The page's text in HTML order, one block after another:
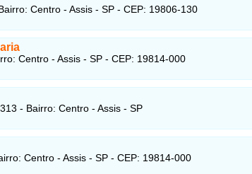
Centro - Assis - SP - CEP: 19806-130
Centro - Assis - SP - CEP: 19814-000
- Bairro: Centro - Assis - SP
Centro - Assis - SP - CEP: 19814-000